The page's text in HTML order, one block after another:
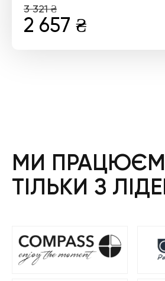
3 321₴
Оригінальна
2 657 ₴
МИ
ТІЛЬКИ З